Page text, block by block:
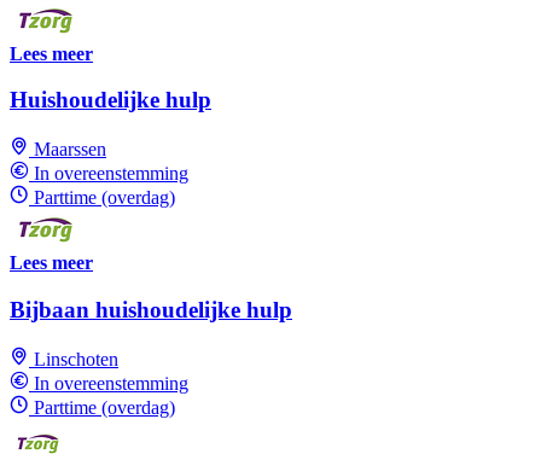
Lees meer
Huishoudelijke hulp
Maarssen
In overeenstemming
Parttime (overdag)
Lees meer
Bijbaan huishoudelijke hulp
Linschoten
In overeenstemming
Parttime (overdag)